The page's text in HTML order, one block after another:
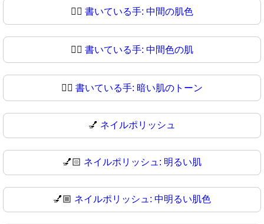
✍🏽 書いている手: 中間の肌色
✍🏾 書いている手: 中間色の肌
✍🏿 書いている手: 暗い肌のトーン
💅 ネイルポリッシュ
💅🏻 ネイルポリッシュ: 明るい肌
💅🏼 ネイルポリッシュ: 中明るい肌色